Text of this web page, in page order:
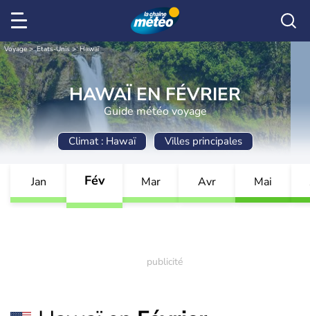
Voyage Etats-Unis Hawaï
HAWAÏ EN FÉVRIER
Guide météo voyage
Climat : Hawaï Villes principales
Jan Fév Mar Avr Mai